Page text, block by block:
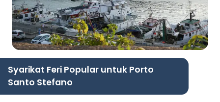
Syarikat Feri Popular untuk Porto
Santo Stefano